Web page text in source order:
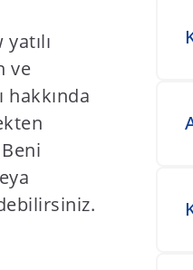
ve
hakkında